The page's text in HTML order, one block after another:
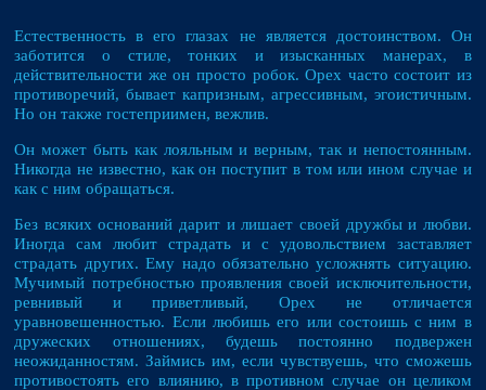
Естественность в его глазах не является достоинством. Он
заботится о стиле, тонких и изысканных манерах, в
действительности же он просто робок. Орех часто состоит из
противоречий, бывает капризным, агрессивным, эгоистичным.
Но он также гостеприимен, вежлив.
Он может быть как лояльным и верным, так и непостоянным.
Никогда не известно, как он поступит в том или ином случае и
как с ним обращаться.
Без всяких оснований дарит и лишает своей дружбы и любви.
Иногда сам любит страдать и с удовольствием заставляет
страдать других. Ему надо обязательно усложнять ситуацию.
Мучимый потребностью проявления своей исключительности,
ревнивый и приветливый, Орех не отличается
уравновешенностью. Если любишь его или состоишь с ним в
дружеских отношениях, будешь постоянно подвержен
неожиданностям. Займись им, если чувствуешь, что сможешь
противостоять его влиянию, в противном случае он целиком